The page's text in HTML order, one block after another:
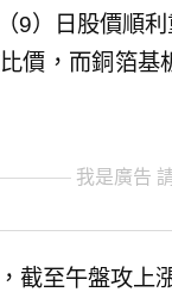
9）日股價順
價，而銅箔
我是廣告
截至午盤攻上